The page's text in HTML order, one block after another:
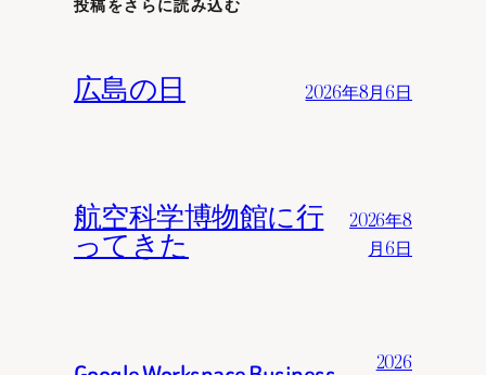
投稿をさらに読み込む
広島の日 2026年8月6日
航空科学博物館に行
ってきた
2026年8
月6日
2026